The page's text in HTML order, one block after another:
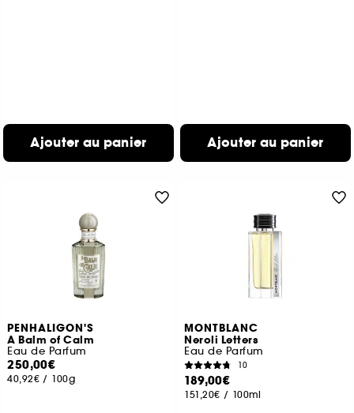
Ajouter au panier Ajouter au panier
PENHALIGON'S
A Balm of Calm
Eau de Parfum
250,00€
40,92€ / 100g
MONTBLANC
Neroli Letters
Eau de Parfum
10
189,00€
151,20€ / 100ml